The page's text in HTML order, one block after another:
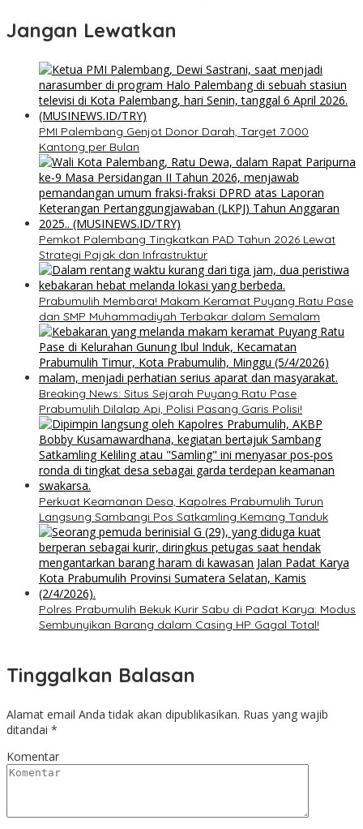
Jangan Lewatkan
PMI Palembang Genjot Donor Darah, Target 7.000
Kantong per Bulan
Pemkot Palembang Tingkatkan PAD Tahun 2026 Lewat
Strategi Pajak dan Infrastruktur
Prabumulih Membara! Makam Keramat Puyang Ratu Pase
dan SMP Muhammadiyah Terbakar dalam Semalam
Breaking News: Situs Sejarah Puyang Ratu Pase
Prabumulih Dilalap Api, Polisi Pasang Garis Polisi!
Perkuat Keamanan Desa, Kapolres Prabumulih Turun
Langsung Sambangi Pos Satkamling Kemang Tanduk
Polres Prabumulih Bekuk Kurir Sabu di Padat Karya: Modus
Sembunyikan Barang dalam Casing HP Gagal Total!
Tinggalkan Balasan
Alamat email Anda tidak akan dipublikasikan. Ruas yang wajib
ditandai *
Komentar